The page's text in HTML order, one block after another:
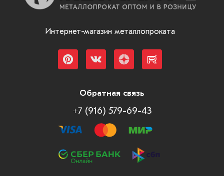
Интернет-магазин металлопроката
Обратная связь
+7 (916) 579-69-43